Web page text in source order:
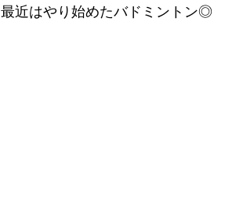
最近はやり始めたバドミントン◎